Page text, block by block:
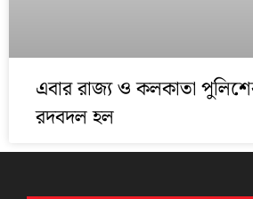
এবার রাজ্য ও কলকাতা
রদবদল হল